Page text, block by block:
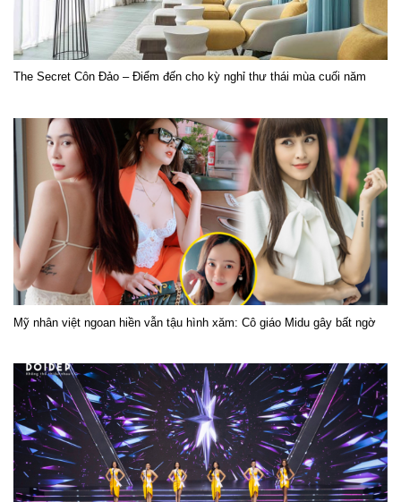
The Secret Côn Đảo – Điểm đến cho kỳ nghỉ thư thái mùa cuối năm
Mỹ nhân việt ngoan hiền vẫn tậu hình xăm: Cô giáo Midu gây bất ngờ